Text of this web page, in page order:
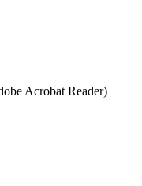
Acrobat Reader)